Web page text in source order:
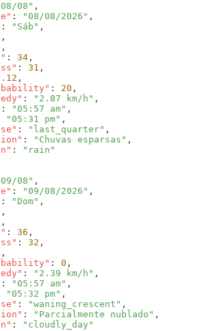
08"
: "08/08/2026"
: "Sáb"
: 34
: 31
: 20
: "2.87 km/h"
: "05:57 am"
"05:31 pm"
: "last_quarter"
: "Chuvas esparsas"
:
08"
: "09/08/2026"
: "Dom"
: 36
: 32
: 0
: "2.39 km/h"
: "05:57 am"
"05:32 pm"
: "waning_crescent"
: "Parcialmente nublado"
: